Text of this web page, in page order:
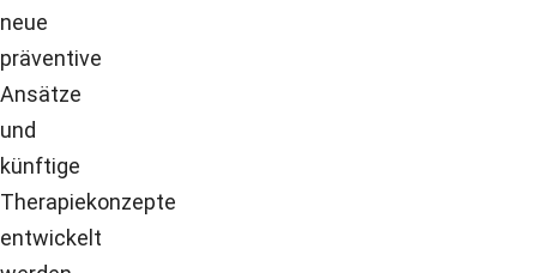
neue
präventive
Ansätze
und
künftige
Therapiekonzepte
entwickelt